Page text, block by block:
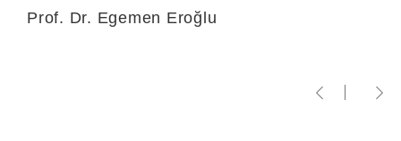
Prof. Dr. Egemen Eroğlu